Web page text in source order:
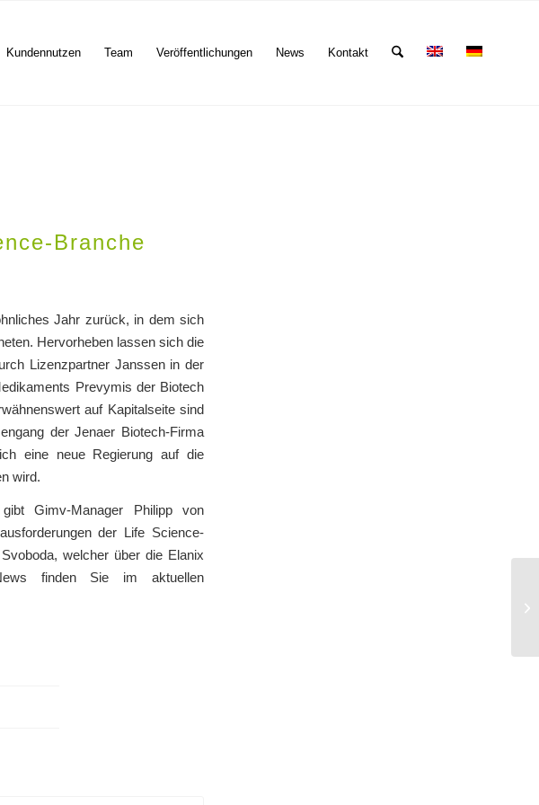
Kundennutzen Team Veröffentlichungen News Kontakt
Branche
Jahr zurück, in dem sich
Hervorheben lassen sich die
Lizenzpartner Janssen in der
Prevymis der Biotech
auf Kapitalseite sind
der Jenaer Biotech-Firma
eine neue Regierung auf die
wird.
Gimv-Manager Philipp von
der Life Science-
welcher über die Elanix
finden Sie im aktuellen